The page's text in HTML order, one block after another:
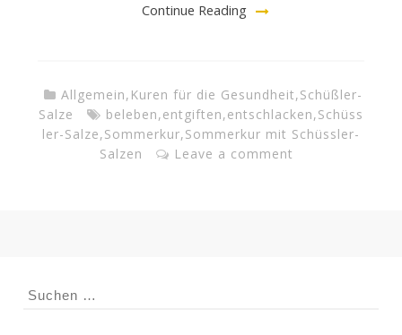
Continue Reading
Allgemein, Kuren für die Gesundheit,Schüßler-
Salze
beleben,entgiften,entschlacken,Schüss
ler-Salze,Sommerkur,Sommerkur mit Schüssler-
Salzen
Leave a comment
Suchen